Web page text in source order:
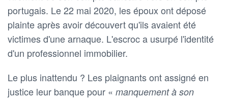
portugais. Le 22 mai 2020, les époux ont déposé
plainte après avoir découvert qu'ils avaient été
victimes d'une arnaque. L'escroc a usurpé l'identité
d'un professionnel immobilier.
Le plus inattendu ? Les plaignants ont assigné en
justice leur banque pour « manquement à son